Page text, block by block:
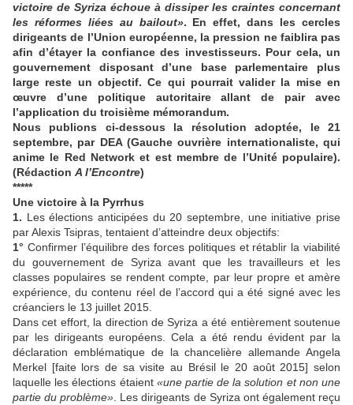
victoire de Syriza échoue à dissiper les craintes concernant
les réformes liées au bailout». En effet, dans les cercles
dirigeants de l’Union européenne, la pression ne faiblira pas
afin d’étayer la confiance des investisseurs. Pour cela, un
gouvernement disposant d’une base parlementaire plus
large reste un objectif. Ce qui pourrait valider la mise en
œuvre d’une politique autoritaire allant de pair avec
l’application du troisième mémorandum.
Nous publions ci-dessous la résolution adoptée, le 21
septembre, par DEA (Gauche ouvrière internationaliste, qui
anime le Red Network et est membre de l’Unité populaire).
(Rédaction A l’Encontre)
*****
Une victoire à la Pyrrhus
1. Les élections anticipées du 20 septembre, une initiative prise
par Alexis Tsipras, tentaient d’atteindre deux objectifs:
1° Confirmer l’équilibre des forces politiques et rétablir la viabilité
du gouvernement de Syriza avant que les travailleurs et les
classes populaires se rendent compte, par leur propre et amère
expérience, du contenu réel de l’accord qui a été signé avec les
créanciers le 13 juillet 2015.
Dans cet effort, la direction de Syriza a été entièrement soutenue
par les dirigeants européens. Cela a été rendu évident par la
déclaration emblématique de la chancelière allemande Angela
Merkel [faite lors de sa visite au Brésil le 20 août 2015] selon
laquelle les élections étaient «une partie de la solution et non une
partie du problème» . Les dirigeants de Syriza ont également reçu